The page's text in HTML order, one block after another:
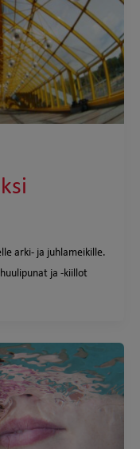
arki- ja juhlameikille.
ja -kiillot